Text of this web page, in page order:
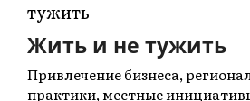
Жить и не тужить
Привлечение бизнеса,
практики, местные